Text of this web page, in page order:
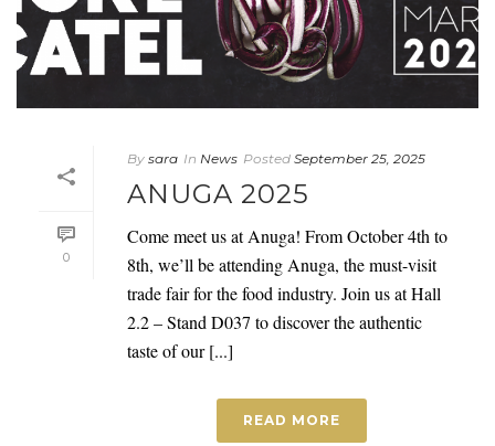
0
By sara In News Posted September 25, 2025
ANUGA 2025
Come meet us at Anuga! From October 4th to
8th, we’ll be attending Anuga, the must-visit
trade fair for the food industry. Join us at Hall
2.2 – Stand D037 to discover the authentic
taste of our [...]
READ MORE